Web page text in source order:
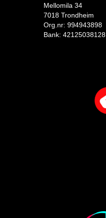
Mellomila 34
7018 Trondheim
Org.nr: 994943898
Bank: 42125038128